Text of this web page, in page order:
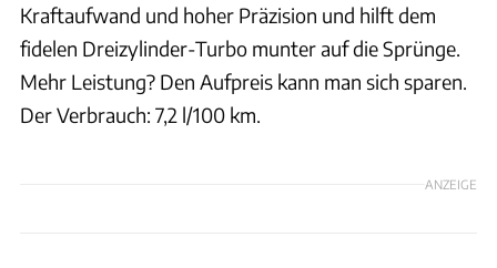
Kraftaufwand und hoher Präzision und hilft dem
fidelen Dreizylinder-Turbo munter auf die Sprünge.
Mehr Leistung? Den Aufpreis kann man sich sparen.
Der Verbrauch: 7,2 l/100 km.
ANZEIGE